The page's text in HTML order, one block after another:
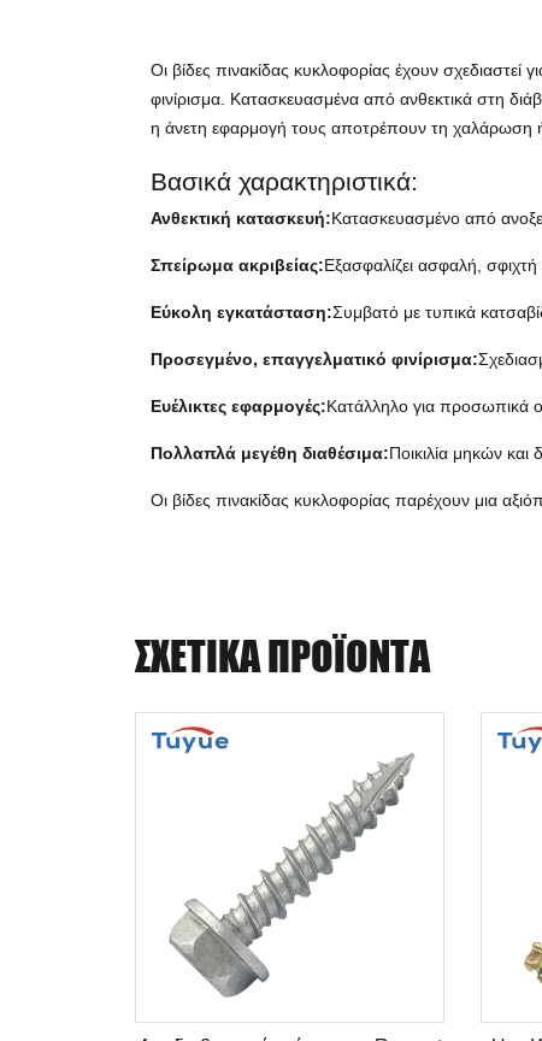
Οι βίδες πινακίδας κυκλοφορίας έχουν
φινίρισμα. Κατασκευασμένα από ανθεκτικά στη
η άνετη εφαρμογή τους αποτρέπουν τη χαλάρωση
Βασικά χαρακτηριστικά:
Ανθεκτική κατασκευή:Κατασκευασμένο από
Σπείρωμα ακριβείας:Εξασφαλίζει ασφαλή,
Εύκολη εγκατάσταση:Συμβατό με τυπικά
Προσεγμένο, επαγγελματικό φινίρισμα:
Ευέλικτες εφαρμογές:Κατάλληλο για προσωπικά
Πολλαπλά μεγέθη διαθέσιμα:Ποικιλία μηκών και
Οι βίδες πινακίδας κυκλοφορίας παρέχουν μια
ΣΧΕΤΙΚΆ ΠΡΟΪΌΝΤΑ